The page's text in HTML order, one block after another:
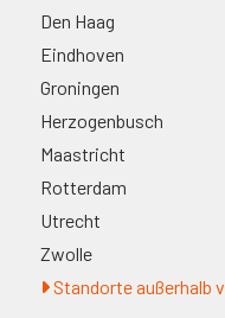
Den Haag
Eindhoven
Groningen
Herzogenbusch
Maastricht
Rotterdam
Utrecht
Zwolle
Standorte außerhalb